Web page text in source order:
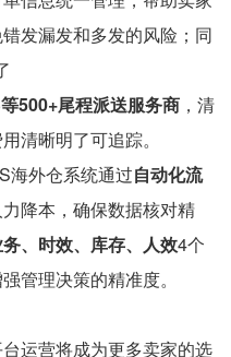
发漏发和多发的风险；同
500+尾程派送服务商 ，清
清晰明了可追踪。
海外仓系统通过自动化流
力降本，确保数据核对精
、时效、库存、人效4个
管理决策的精准度。
运营将成为更多卖家的选